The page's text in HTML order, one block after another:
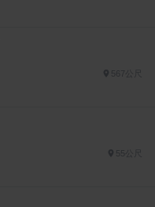
567公尺
55公尺